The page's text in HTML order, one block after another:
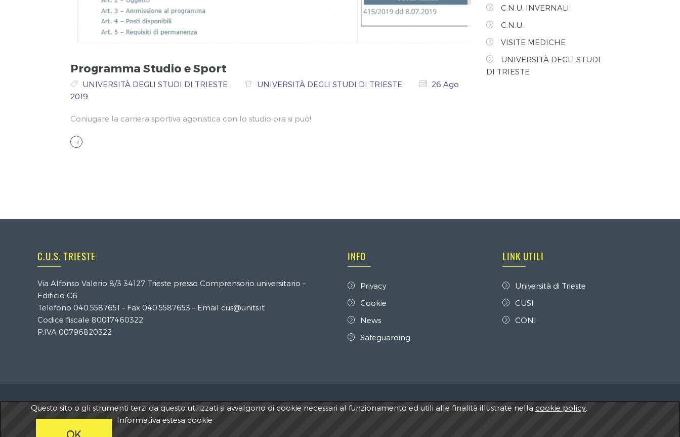
Programma Studio e Sport
UNIVERSITÀ DEGLI STUDI DI TRIESTE UNIVERSITÀ DEGLI STUDI DI TRIESTE
26 Ago
2019
Coniugare la carriera sportiva agonistica con lo studio ora si può!
C.N.U. INVERNALI
C.N.U.
VISITE MEDICHE
UNIVERSITÀ DEGLI STUDI
DI TRIESTE
C.U.S. TRIESTE
Via Alfonso Valerio 8/3 34127 Trieste presso Comprensorio universitario –
Edificio C6
Telefono040.5587651 – Fax 040.5587653 – Emailcus@units.it
Codice fiscale 80017460322
P.IVA 00796820322
INFO
Privacy
Cookie
News
Safeguarding
LINK UTILI
Università di Trieste
CUSI
CONI
2026 A.S.D. Centro Universitario Sportivo Trieste - C.U.S. Trieste
Questo sito o gli strumenti terzi da questo utilizzati si avvalgono di cookie necessari al funzionamento ed utili alle finalità illustrate nella cookie policy
OK
Informativa estesa cookie